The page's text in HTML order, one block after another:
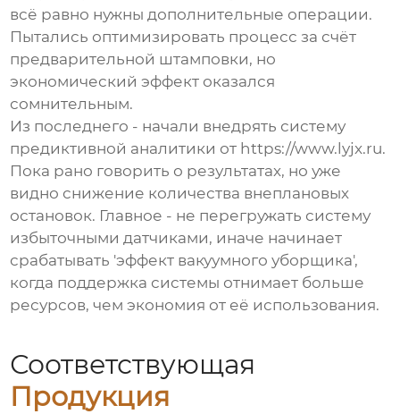
всё равно нужны дополнительные операции.
Пытались оптимизировать процесс за счёт
предварительной штамповки, но
экономический эффект оказался
сомнительным.
Из последнего - начали внедрять систему
предиктивной аналитики от https://www.lyjx.ru.
Пока рано говорить о результатах, но уже
видно снижение количества внеплановых
остановок. Главное - не перегружать систему
избыточными датчиками, иначе начинает
срабатывать 'эффект вакуумного уборщика',
когда поддержка системы отнимает больше
ресурсов, чем экономия от её использования.
Соответствующая
Продукция